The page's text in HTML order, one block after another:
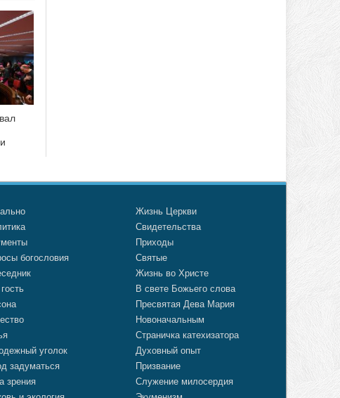
богословия
уголок
задуматься
зрения
Жизнь Церкви
Свидетельства
Приходы
Святые
Жизнь во Христе
В свете Божьего слова
Пресвятая Дева Мария
Новоначальным
Страничка катехизатора
Духовный опыт
Призвание
Служение милосердия